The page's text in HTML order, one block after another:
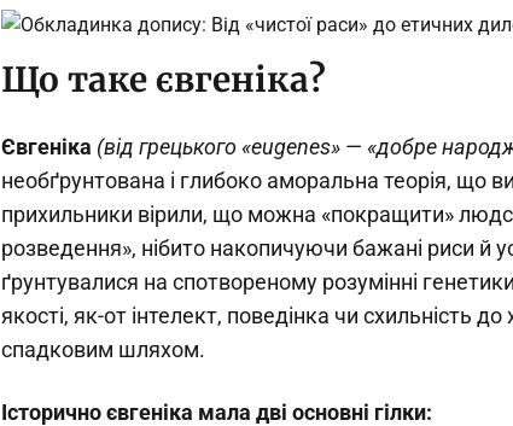
Що таке євгеніка?
Євгеніка (від грецького «eugenes» — «добре
необґрунтована і глибоко аморальна теорія, що
прихильники вірили, що можна «покращити»
розведення», нібито накопичуючи бажані риси й
ґрунтувалися на спотвореному розумінні
якості, як-от інтелект, поведінка чи схильність
спадковим шляхом.
Історично євгеніка мала дві основні гілки: